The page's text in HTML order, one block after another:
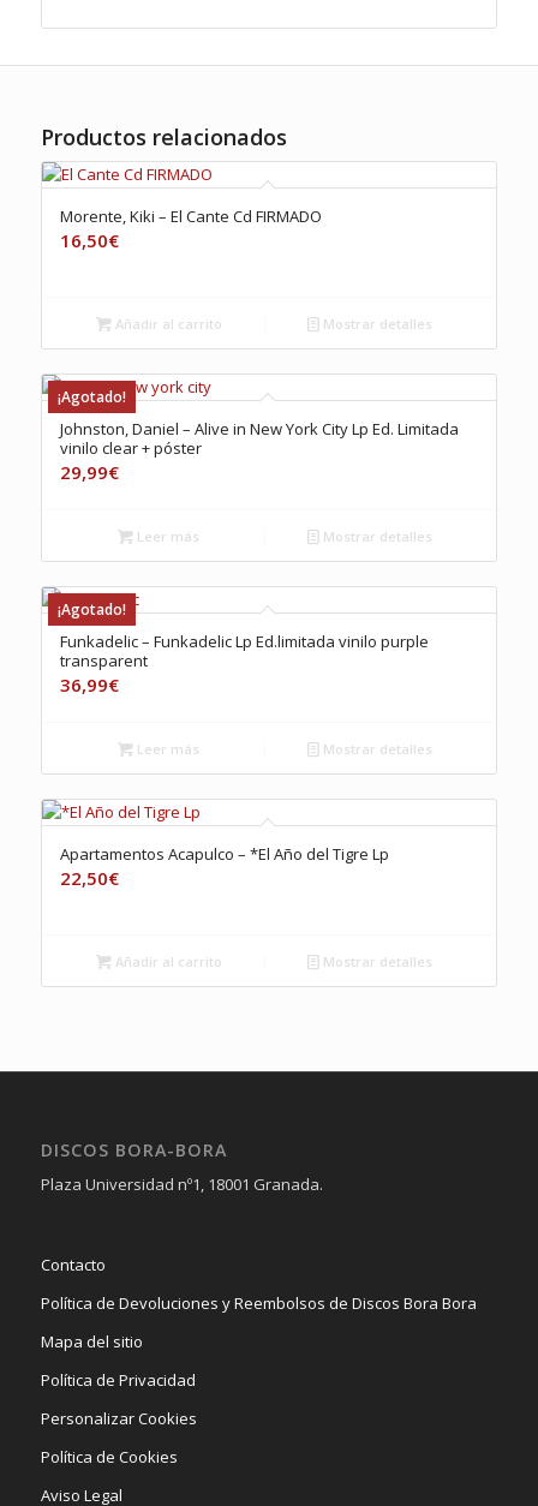
Productos relacionados
Morente, Kiki – El Cante Cd FIRMADO
16,50€
Añadir al carrito Mostrar detalles
¡Agotado!
Johnston, Daniel – Alive in New York City Lp Ed. Limitada
vinilo clear + póster
29,99€
Leer más Mostrar detalles
¡Agotado!
Funkadelic – Funkadelic Lp Ed.limitada vinilo purple
transparent
36,99€
Leer más Mostrar detalles
Apartamentos Acapulco – *El Año del Tigre Lp
22,50€
Añadir al carrito Mostrar detalles
DISCOS BORA-BORA
Plaza Universidad nº1, 18001 Granada.
Contacto
Política de Devoluciones y Reembolsos de Discos Bora Bora
Mapa del sitio
Política de Privacidad
Personalizar Cookies
Política de Cookies
Aviso Legal